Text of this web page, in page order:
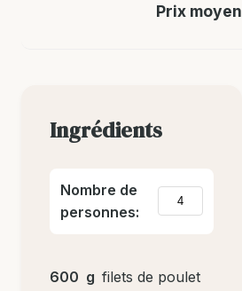
Prix moyen
Ingrédients
Nombre de
personnes:
600 g filets de poulet